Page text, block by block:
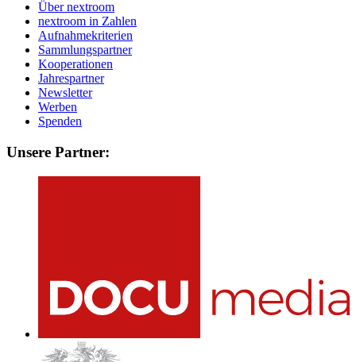
Über nextroom
nextroom in Zahlen
Aufnahmekriterien
Sammlungspartner
Kooperationen
Jahrespartner
Newsletter
Werben
Spenden
Unsere Partner: